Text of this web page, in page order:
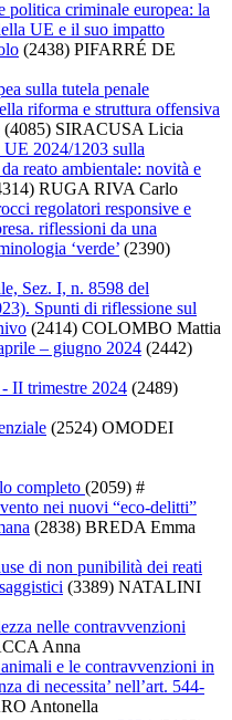
politica criminale europea: la
UE e il suo impatto
(2438) PIFARRÉ DE
sulla tutela penale
riforma e struttura offensiva
(4085) SIRACUSA Licia
2024/1203 sulla
reato ambientale: novità e
RUGA RIVA Carlo
regolatori responsive e
riflessioni da una
‘verde’ (2390)
Sez. I, n. 8598 del
Spunti di riflessione sul
(2414) COLOMBO Mattia
– giugno 2024 (2442)
II trimestre 2024 (2489)
(2524) OMODEI
completo (2059) #
nei nuovi “eco-delitti”
(2838) BREDA Emma
di non punibilità dei reati
(3389) NATALINI
nelle contravvenzioni
Anna
e le contravvenzioni in
di necessita’ nell’art. 544-
Antonella